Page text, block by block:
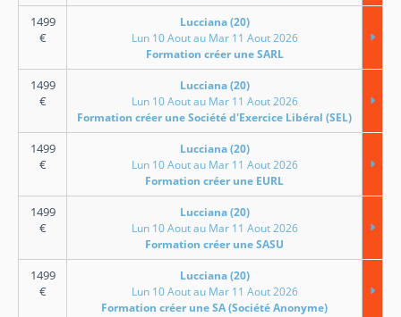
1499
€
Lucciana (20)
Lun 10 Aout au Mar 11 Aout 2026
Formation créer une SARL
1499
€
Lucciana (20)
Lun 10 Aout au Mar 11 Aout 2026
Formation créer une Société d'Exercice Libéral (SEL)
1499
€
Lucciana (20)
Lun 10 Aout au Mar 11 Aout 2026
Formation créer une EURL
1499
€
Lucciana (20)
Lun 10 Aout au Mar 11 Aout 2026
Formation créer une SASU
1499
€
Lucciana (20)
Lun 10 Aout au Mar 11 Aout 2026
Formation créer une SA (Société Anonyme)